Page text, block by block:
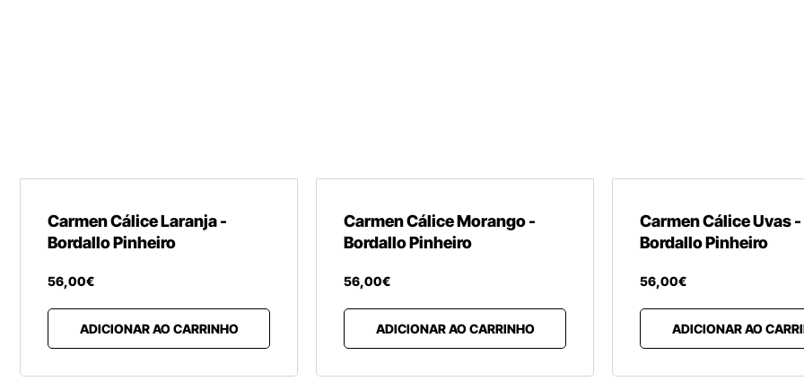
Carmen Cálice Laranja -
Bordallo Pinheiro
56,00€
ADICIONAR AO CARRINHO
Carmen Cálice Morango -
Bordallo Pinheiro
56,00€
ADICIONAR AO CARRINHO
Carmen Cálice Uvas -
Bordallo Pinheiro
56,00€
ADICIONAR AO